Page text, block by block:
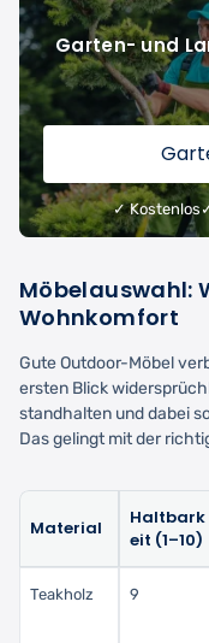
Garten- und
✓ Kostenlos
Möbelauswahl:
Wohnkomfort
Gute Outdoor-Möbel
ersten Blick
standhalten und dabei
Das gelingt mit der
Material
Haltbark
eit (1–10)
Teakholz 9